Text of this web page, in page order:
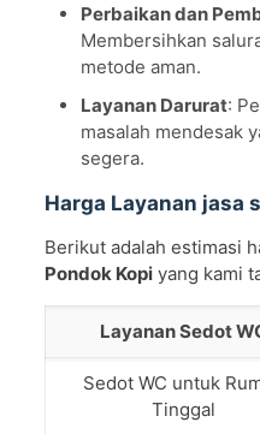
Perbaikan dan
Membersihkan
metode aman.
Layanan Darurat:
masalah mendesak
segera.
Harga Layanan jasa
Berikut adalah estimasi
Pondok Kopiyang kami
Layanan Sedot
Sedot WC untuk
Tinggal